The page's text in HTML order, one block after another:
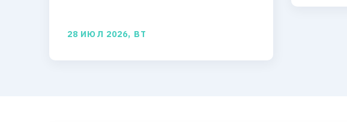
28 ИЮЛ 2026, ВТ